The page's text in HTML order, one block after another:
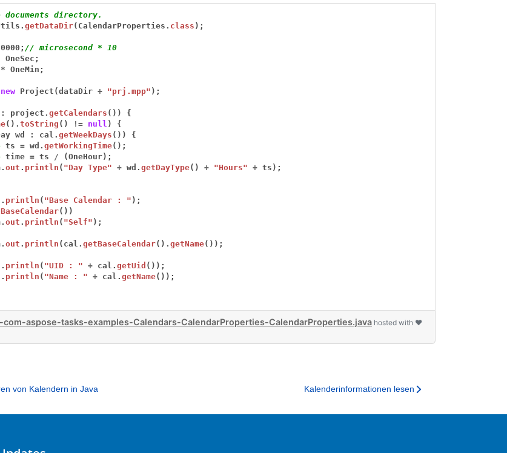
directory.
getDataDir(CalendarProperties. class );
// microsecond * 10
OneSec;
*
OneMin;
new Project(dataDir + "prj.mpp" );
: project.getCalendars ())
{
().toString () != null )
{
wd : cal.getWeekDays ())
{
ts = wd.getWorkingTime();
time = ts /
(OneHour);
out . println ( "Day Type" + wd.getDayType() + "Hours" + ts);
. println ( "Base Calendar : " );
())
out . println ( "Self" );
out . println (cal.getBaseCalendar().getName());
. println ( "UID : " + cal.getUid ());
. println ( "Name : " + cal.getName());
aspose-tasks-examples-Calendars-CalendarProperties-CalendarProperties.java hosted with ❤
von Kalendern in Java Kalenderinformationen lesen